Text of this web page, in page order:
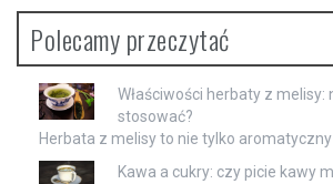
Polecamy przeczytać
Właściwości herbaty z melisy:
stosować?
Herbata z melisy to nie tylko aromatyczny
Kawa a cukry: czy picie kawy